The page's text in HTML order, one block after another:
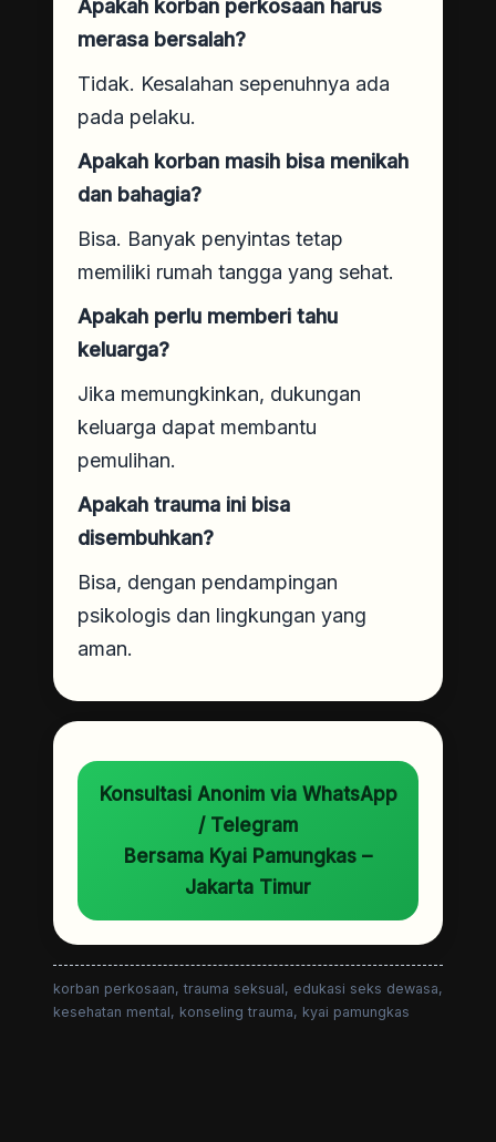
Apakah korban perkosaan harus
merasa bersalah?
Tidak. Kesalahan sepenuhnya ada
pada pelaku.
Apakah korban masih bisa menikah
dan bahagia?
Bisa. Banyak penyintas tetap
memiliki rumah tangga yang sehat.
Apakah perlu memberi tahu
keluarga?
Jika memungkinkan, dukungan
keluarga dapat membantu
pemulihan.
Apakah trauma ini bisa
disembuhkan?
Bisa, dengan pendampingan
psikologis dan lingkungan yang
aman.
Konsultasi Anonim via WhatsApp
/ Telegram
Bersama Kyai Pamungkas –
Jakarta Timur
korban perkosaan, trauma seksual, edukasi seks dewasa,
kesehatan mental, konseling trauma, kyai pamungkas